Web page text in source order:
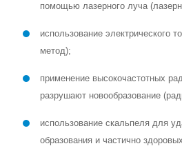
помощью лазерного луча
использование электрического
метод);
применение высокочастотных
разрушают новообразование
использование скальпеля для
образования и частично